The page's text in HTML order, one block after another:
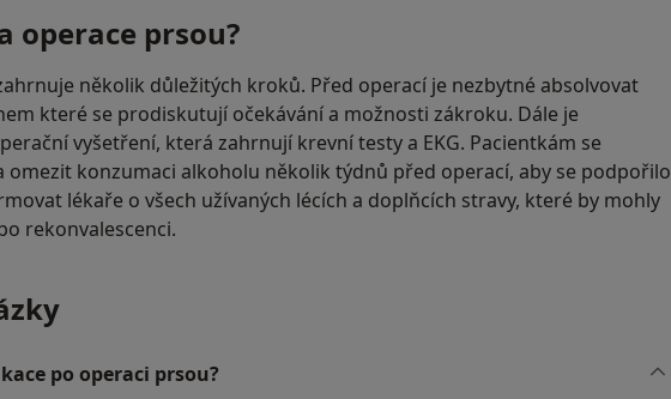
operace prsou?
několik důležitých kroků. Před operací je nezbytné absolvovat
které se prodiskutují očekávání a možnosti zákroku. Dále je
vyšetření, která zahrnují krevní testy a EKG. Pacientkám se
konzumaci alkoholu několik týdnů před operací, aby se podpořilo
lékaře o všech užívaných lécích a doplňcích stravy, které by mohly
rekonvalescenci.
po operaci prsou?